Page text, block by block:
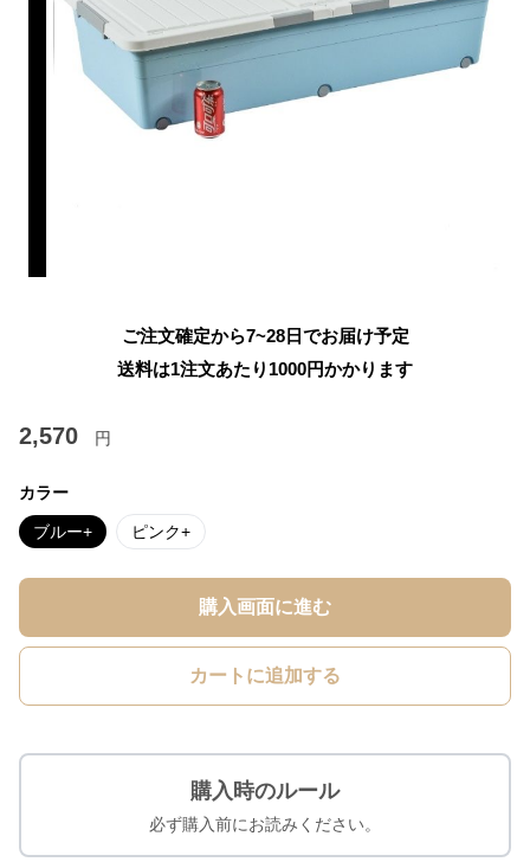
ご注文確定から7~28日でお届け予定
送料は1注文あたり 1000円かかります
2,570 円
カラー
ブルー+ ピンク+
購入画面に進む
カートに追加する
購入時のルール
必ず購入前にお読みください。